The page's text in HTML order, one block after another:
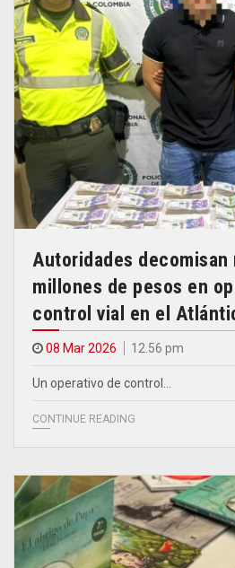
Autoridades decomisan
millones de pesos en
control vial en el
08 Mar 2026 12.56 pm
Un operativo de control…
CONTINUE READING